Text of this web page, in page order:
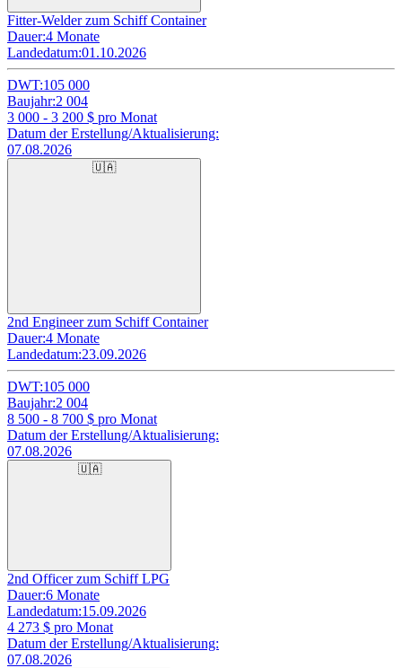
Fitter-Welder zum Schiff Container
Dauer:4 Monate
Landedatum:01.10.2026
DWT:105 000
Baujahr:2 004
3 000 - 3 200 $ pro Monat
Datum der Erstellung/Aktualisierung:
07.08.2026
🇺🇦
2nd Engineer zum Schiff Container
Dauer:4 Monate
Landedatum:23.09.2026
DWT:105 000
Baujahr:2 004
8 500 - 8 700 $ pro Monat
Datum der Erstellung/Aktualisierung:
07.08.2026
🇺🇦
2nd Officer zum Schiff LPG
Dauer:6 Monate
Landedatum:15.09.2026
4 273 $ pro Monat
Datum der Erstellung/Aktualisierung:
07.08.2026